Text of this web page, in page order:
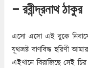
– রবীন্দ্রনাথ ঠাকুর
এসো এসো এই বুকে
যূথভ্রষ্ট বাণবিদ্ধ হরিণী
এইখানে বিরাজিছে সেই চির